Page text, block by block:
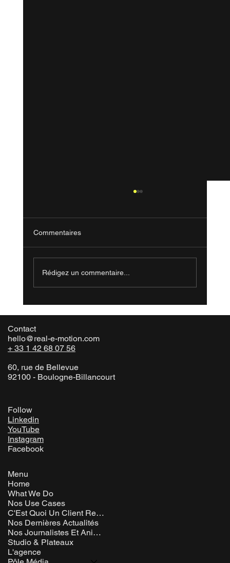
Commentaires
Rédigez un commentaire...
Contact
hello@real-e-motion.com
+ 33 1 42 68 07 56
60, rue de Bellevue
92100 - Boulogne-Billancourt
Follow
Linkedin
YouTube
Instagram
Facebook
Menu
Home
What We Do
Nos Use Cases
C'Est Quoi Un Client Rem ?
Nos Dernières Actualités
Nos Journalistes Et Animateurs
Studio & Plateaux
L'agence